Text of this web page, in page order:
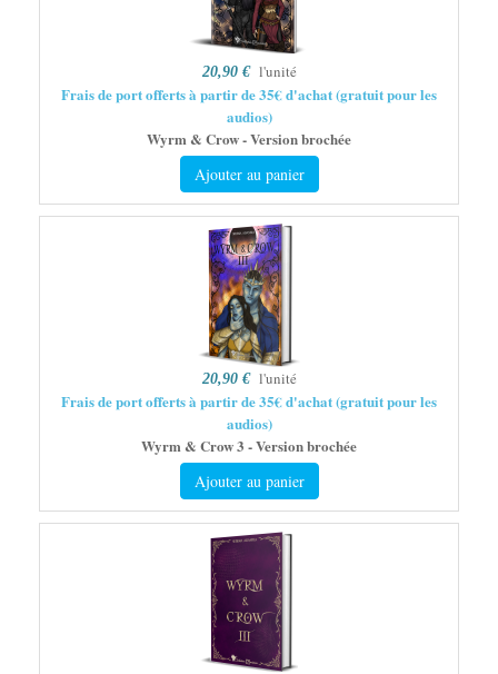
20,90 € l'unité
Frais de port offerts à partir de 35€ d'achat (gratuit pour les
audios)
Wyrm & Crow - Version brochée
Ajouter au panier
20,90 € l'unité
Frais de port offerts à partir de 35€ d'achat (gratuit pour les
audios)
Wyrm & Crow 3 - Version brochée
Ajouter au panier